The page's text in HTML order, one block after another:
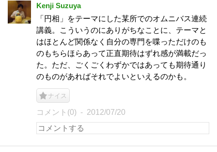
Kenji Suzuya
「円相」をテーマにした某所でのオムニバス連続
講義。こういうのにありがちなことに、テーマと
はほとんど関係なく自分の専門を喋っただけのも
のもちらほらあって正直期待はずれ感が満載だっ
た。ただ、ごくごくわずかではあっても期待通り
のものがあればそれでよいといえるのかも。
ナイス
コメント(0) 2012/07/20